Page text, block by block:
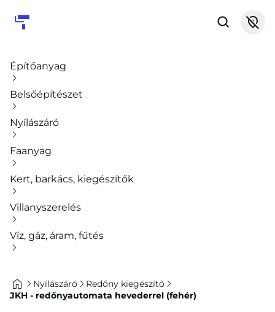
Építőanyag
Belsőépítészet
Nyílászáró
Faanyag
Kert, barkács, kiegészítők
Villanyszerelés
Víz, gáz, áram, fűtés
Nyílászáró
Redőny kiegészítő
JKH - redőnyautomata hevederrel (fehér)